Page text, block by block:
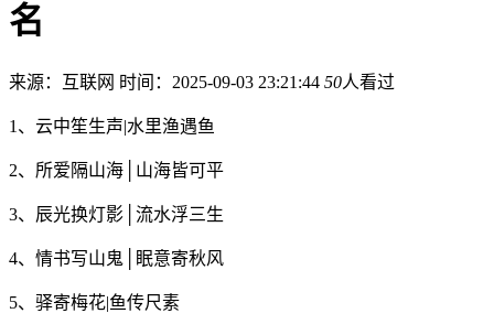
名
来源：互联网 时间：2025-09-03 23:21:44 50人看过
1、云中笙生声|水里渔遇鱼
2、所爱隔山海│山海皆可平
3、辰光换灯影│流水浮三生
4、情书写山鬼│眠意寄秋风
5、驿寄梅花|鱼传尺素